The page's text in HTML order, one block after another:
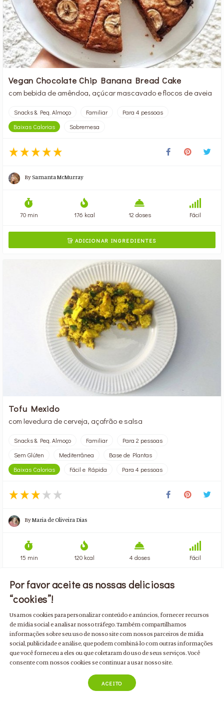
Vegan Chocolate Chip Banana Bread Cake
com bebida de amêndoa, açúcar mascavado e flocos de aveia
Snacks & Peq. Almoço Familiar
Para 4 pessoas
Baixas Calorias
Sobremesa
BySamanta McMurray
70 min 176 kcal 12 doses Fácil
ADICIONAR INGREDIENTES
Tofu Mexido
com levedura de cerveja, açafrão e salsa
Snacks & Peq. Almoço Familiar
Para 2 pessoas
Sem Glúten
Mediterrânea
Base de Plantas
Baixas Calorias
Fácil e Rápida Para 4 pessoas
ByMaria de Oliveira Dias
15 min 120 kcal 4 doses Fácil
ADICIONAR INGREDIENTES
Por favor aceite as nossas deliciosas
“cookies”!
Usamos cookies para personalizar conteúdo e anúncios, fornecer recursos
de mídia social e analisar nosso tráfego. Também compartilhamos
informações sobre seu uso de nosso site com nossos parceiros de mídia
social, publicidade e análise, que podem combiná-lo com outras informações
que você forneceu a eles ou que coletaram do uso de seus serviços. Você
consente com nossos cookies se continuar a usar nosso site.
ACEITO